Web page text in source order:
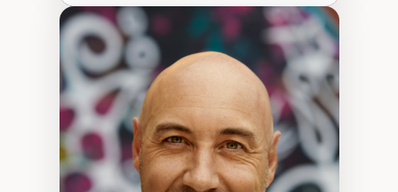
Expertises
Discours sur la ville et représentations
Mosquées, formes et usages au Canada
Reconnaissance et représentations des
communautés immigrantes dans l'espace
urbain
Design architectural et urbain
Patrimoine et patrimonialisation
Études postcoloniales et décolonisation des
savoirs